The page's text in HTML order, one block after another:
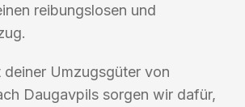
reibungslosen und
deiner Umzugsgüter von
Daugavpils sorgen wir dafür,